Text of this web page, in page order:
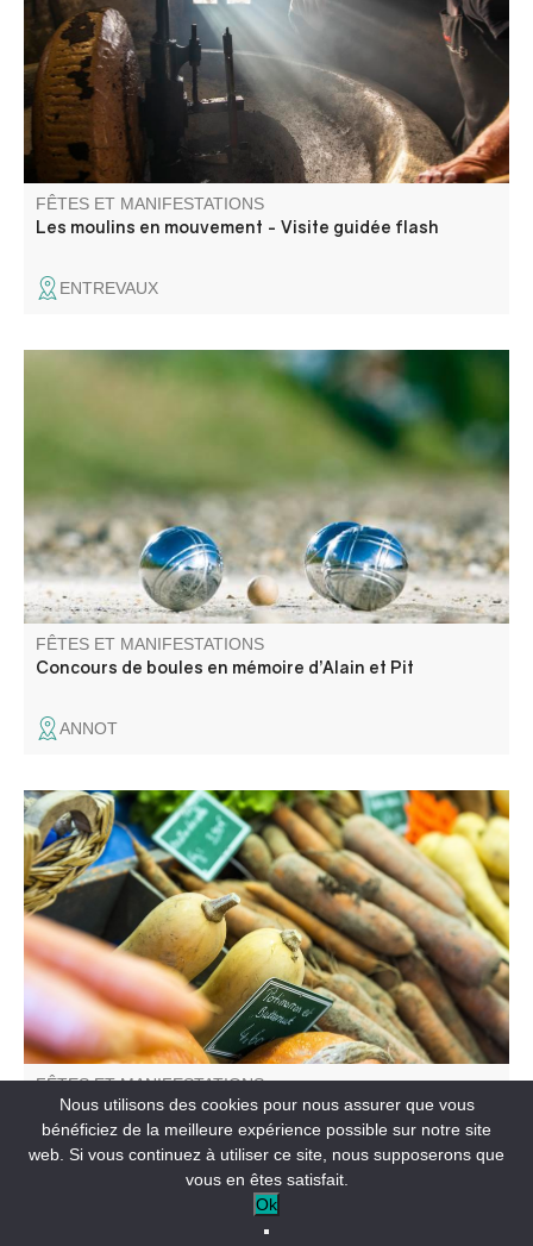
fonctionnement.
FÊTES ET MANIFESTATIONS
Les moulins en mouvement - Visite guidée flash
ENTREVAUX
Concours de boules en triplette 500€ + les mises en
FÊTES ET MANIFESTATIONS
Concours de boules en mémoire d’Alain et Pit
ANNOT
Les nombreux exposants proposent tous produits.
FÊTES ET MANIFESTATIONS
Foire d'automne
Nous utilisons des cookies pour nous assurer que vous
bénéficiez de la meilleure expérience possible sur notre site
web. Si vous continuez à utiliser ce site, nous supposerons que
vous en êtes satisfait.
Ok